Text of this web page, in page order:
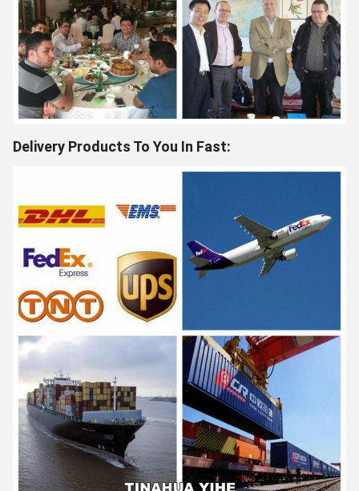
Delivery Products To You In Fast: